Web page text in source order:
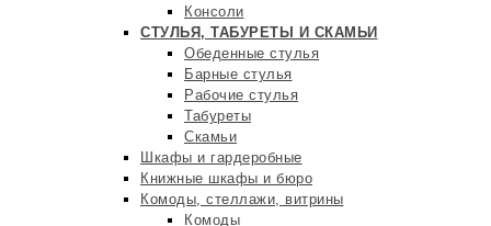
Консоли
СТУЛЬЯ, ТАБУРЕТЫ И СКАМЬИ
Обеденные стулья
Барные стулья
Рабочие стулья
Табуреты
Скамьи
Шкафы и гардеробные
Книжные шкафы и бюро
Комоды, стеллажи, витрины
Комоды